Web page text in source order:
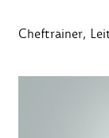
Cheftrainer,